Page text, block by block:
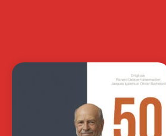
présenter…